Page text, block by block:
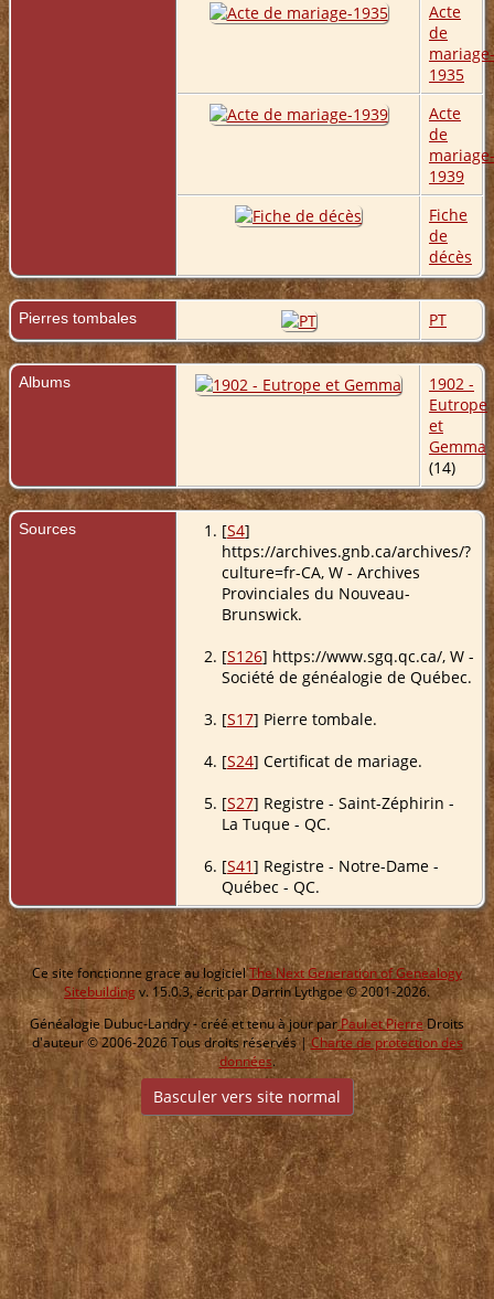
Acte
de
mariage-
1935
Acte
de
mariage-
1939
Fiche
de
décès
Pierres tombales PT
Albums
1902 -
Eutrope
et
Gemma
(14)
Sources [S4]
https://archives.gnb.ca/archives/?
culture=fr-CA, W - Archives
Provinciales du Nouveau-
Brunswick.
[S126] https://www.sgq.qc.ca/, W -
Société de généalogie de Québec.
[S17] Pierre tombale.
[S24] Certificat de mariage.
[S27] Registre - Saint-Zéphirin -
La Tuque - QC.
[S41] Registre - Notre-Dame -
Québec - QC.
Ce site fonctionne grace au logicielThe Next Generation of Genealogy
Sitebuildingv. 15.0.3, écrit par Darrin Lythgoe © 2001-2026.
Généalogie Dubuc-Landry - créé et tenu à jour parPaul et PierreDroits
d'auteur © 2006-2026 Tous droits réservés |Charte de protection des
données.
Basculer vers site normal